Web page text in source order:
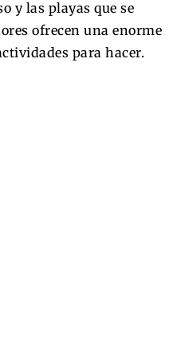
y las playas que se
ofrecen una enorme
para hacer.